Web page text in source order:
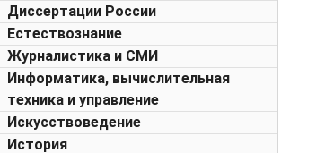
Диссертации России
Естествознание
Журналистика и СМИ
Информатика, вычислительная
техника и управление
Искусствоведение
История